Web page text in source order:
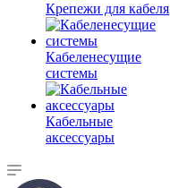
Крепежи для кабеля
Кабеленесущие
системы
Кабельные
аксессуары